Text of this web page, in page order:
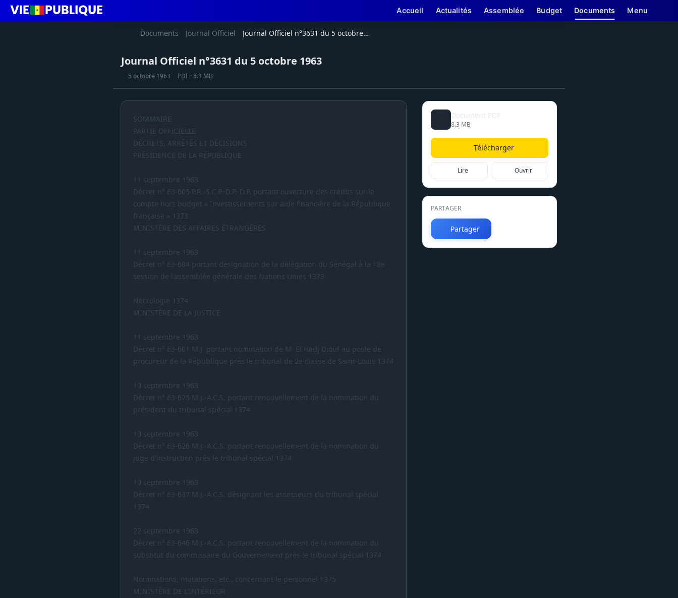
Accueil Actualités Assemblée Budget Documents Menu
Documents Journal Officiel Journal Officiel n°3631 du 5 octobre 1963
Journal Officiel n°3631 du 5 octobre 1963
5 octobre 1963 PDF · 8.3 MB
SOMMAIRE
PARTIE OFFICIELLE
DÉCRETS, ARRÊTÉS ET DÉCISIONS
PRÉSIDENCE DE LA RÉPUBLIQUE
11 septembre 1963
Décret n° 63-605 P.R.-S.C.P.-D.P.-D.P. portant ouverture des crédits sur le
compte hors budget « Investissements sur aide financière de la République
française » 1373
MINISTÈRE DES AFFAIRES ÉTRANGÈRES
11 septembre 1963
Décret n° 63-684 portant désignation de la délégation du Sénégal à la 18e
session de l'assemblée générale des Nations Unies 1373
Nécrologie 1374
MINISTÈRE DE LA JUSTICE
11 septembre 1963
Décret n° 63-601 M.J. portant nomination de M. El Hadj Diouf au poste de
procureur de la République près le tribunal de 2e classe de Saint-Louis 1374
10 septembre 1963
Décret n° 63-625 M.J.-A.C.S. portant renouvellement de la nomination du
président du tribunal spécial 1374
10 septembre 1963
Décret n° 63-626 M.J.-A.C.S. portant renouvellement de la nomination du
juge d'instruction près le tribunal spécial 1374
10 septembre 1963
Décret n° 63-637 M.J.-A.C.S. désignant les assesseurs du tribunal spécial
1374
22 septembre 1963
Décret n° 63-646 M.J.-A.C.S. portant renouvellement de la nomination du
substitut du commissaire du Gouvernement près le tribunal spécial 1374
Nominations, mutations, etc., concernant le personnel 1375
MINISTÈRE DE L'INTÉRIEUR
Document PDF
8.3 MB
Télécharger
Lire Ouvrir
PARTAGER
Partager